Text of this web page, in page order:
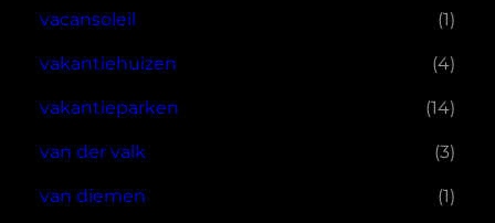
vacansoleil (1)
vakantiehuizen (4)
vakantieparken (14)
van der valk (3)
van diemen (1)